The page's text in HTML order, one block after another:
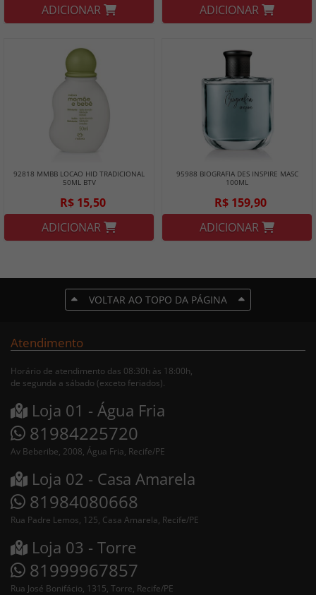
ADICIONAR
ADICIONAR
92818 MMBB LOCAO HID TRADICIONAL
50ML BTV
R$ 15,50
ADICIONAR
95988 BIOGRAFIA DES INSPIRE MASC
100ML
R$ 159,90
ADICIONAR
VOLTAR AO TOPO DA PÁGINA
Atendimento
Horário de atendimento das 08:30h às 18:00h,
de segunda a sábado (exceto feriados).
Loja 01 - Água Fria
81984225720
Av Beberibe, 2008, Água Fria, Recife/PE
Loja 02 - Casa Amarela
81984080668
Rua Padre Lemos, 125, Casa Amarela, Recife/PE
Loja 03 - Torre
81999967857
Rua José Bonifácio, 1315, Torre, Recife/PE